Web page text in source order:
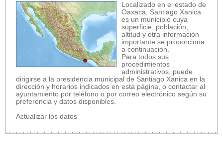
Localizado en el estado de
Oaxaca, Santiago Xanica
es un municipio cuya
superficie, población,
altitud y otra información
importante se proporciona
a continuación.
Para todos sus
procedimientos
administrativos, puede
dirigirse a la presidencia municipal de Santiago Xanica en la
dirección y horarios indicados en esta página, o contactar al
ayuntamiento por teléfono o por correo electrónico según su
preferencia y datos disponibles.
Actualizar los datos